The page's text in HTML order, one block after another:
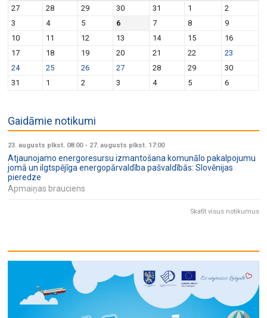
27 28 29 30 31 1
2
3
4 5 6 7 8
9
10
11 12 13 14 15
16
17
18 19 20 21 22
23
24
25 26 27 28 29
30
31
1 2 3 4 5 6
Gaidāmie notikumi
23. augusts plkst. 08:00- 27. augusts plkst. 17:00
Atjaunojamo energoresursu izmantošana komunālo pakalpojumu
jomā un ilgtspējīga energopārvaldība pašvaldībās: Slovēnijas
pieredze
Apmaiņas brauciens
Skatīt visus notikumus